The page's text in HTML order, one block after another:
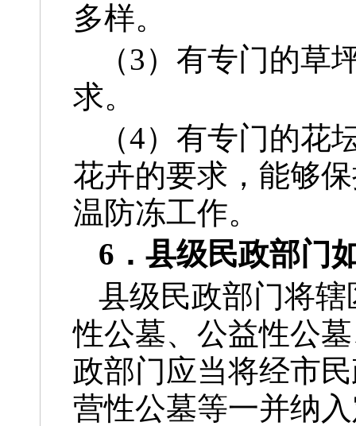
多样。
（3）有专门的
求。
（4）有专门的
花卉的要求，能够
温防冻工作。
6．县级民政部门
县级民政部门将
性公墓、公益性公
政部门应当将经市
营性公墓等一并纳